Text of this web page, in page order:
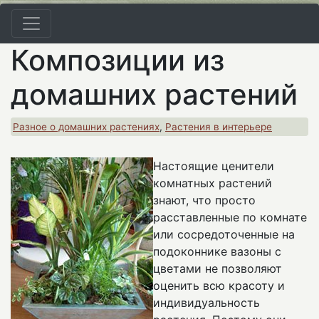
Композиции из
домашних растений
Разное о домашних растениях, Растения в интерьере
Настоящие ценители
комнатных растений
знают, что просто
расставленные по комнате
или сосредоточенные на
подоконнике вазоны с
цветами не позволяют
оценить всю красоту и
индивидуальность